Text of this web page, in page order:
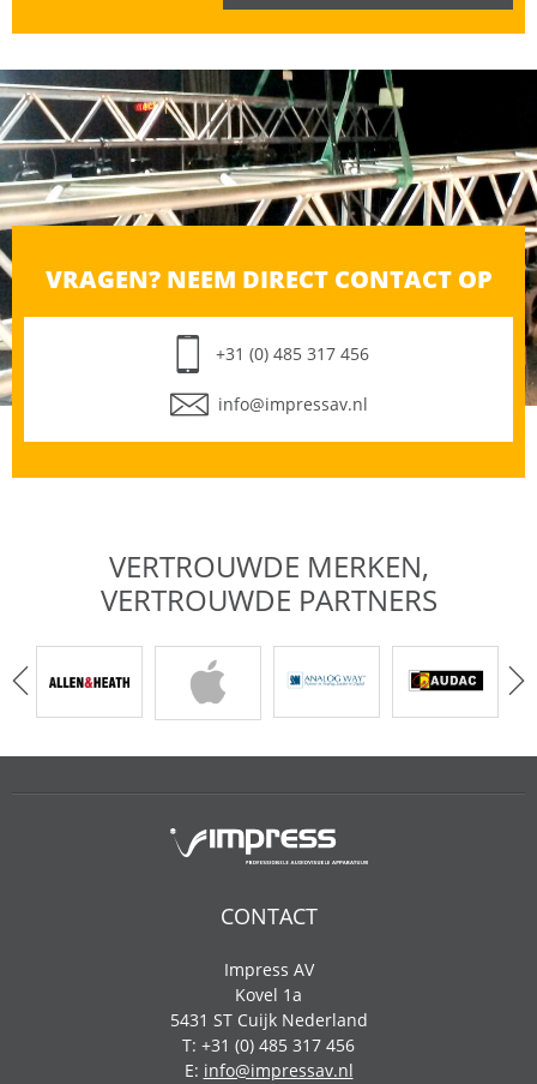
VRAGEN? NEEM DIRECT CONTACT OP
+31 (0) 485 317 456
info@impressav.nl
VERTROUWDE MERKEN,
VERTROUWDE PARTNERS
CONTACT
Impress AV
Kovel 1a
5431 ST Cuijk Nederland
T: +31 (0) 485 317 456
E: info@impressav.nl